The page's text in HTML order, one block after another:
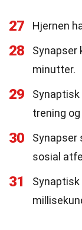
27 Hjernen
28
Synapser
minutter.
29
trening
30
Synapser
sosial
31